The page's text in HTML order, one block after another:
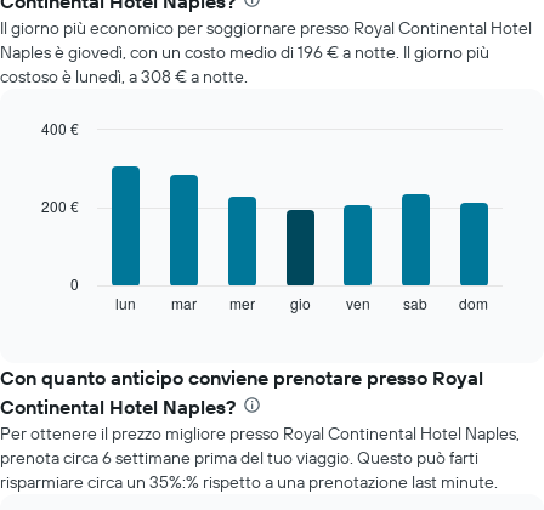
medio
di
una
camera
mese
ha
Il
grafico
ha
1
asse
Il giorno più economico per soggiornare presso Royal Continental Hotel
Naples è giovedì, con un costo medio di 196 € a notte. Il giorno più
costoso è lunedì, a 308 € a notte.
il
prezzo
medio
di
una
camera
lun mar mer gio ven sab dom
0
200 €
400 €
Con quanto anticipo conviene prenotare presso Royal
Continental Hotel Naples?
Per ottenere il prezzo migliore presso Royal Continental Hotel Naples,
prenota circa 6 settimane prima del tuo viaggio. Questo può farti
risparmiare circa un 35%:% rispetto a una prenotazione last minute.